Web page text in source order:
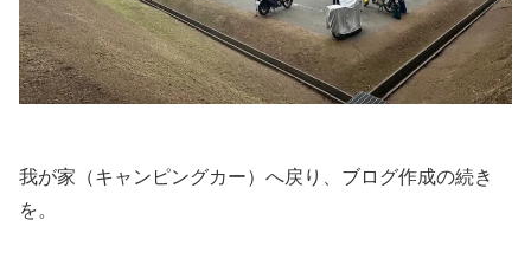
我が家（キャンピングカー）へ戻り、ブログ作成の続き
を。